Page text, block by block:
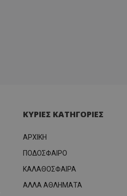
ΚΥΡΙΕΣ ΚΑΤΗΓΟΡΙΕΣ
ΑΡΧΙΚΗ
ΠΟΔΟΣΦΑΙΡΟ
ΚΑΛΑΘΟΣΦΑΙΡΑ
ΑΛΛΑ ΑΘΛΗΜΑΤΑ